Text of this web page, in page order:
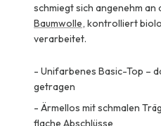
schmiegt sich angenehm an
Baumwolle, kontrolliert
verarbeitet.
- Unifarbenes Basic-Top –
getragen
- Ärmellos mit schmalen
flache Abschlüsse